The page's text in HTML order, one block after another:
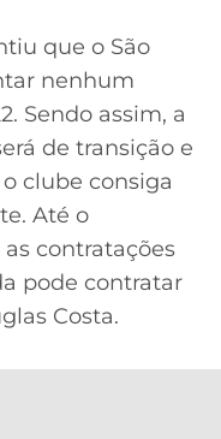
que o São
nenhum
Sendo assim, a
de transição e
clube consiga
Até o
contratações
pode contratar
Costa.